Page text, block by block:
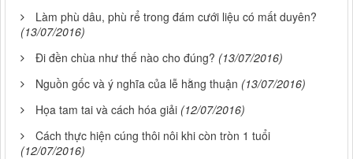
Làm phù dâu, phù rể trong đám cưới liệu có mất duyên?
(13/07/2016)
Đi đền chùa như thế nào cho đúng? (13/07/2016)
Nguồn gốc và ý nghĩa của lễ hằng thuận (13/07/2016)
Họa tam tai và cách hóa giải (12/07/2016)
Cách thực hiện cúng thôi nôi khi còn tròn 1 tuổi
(12/07/2016)